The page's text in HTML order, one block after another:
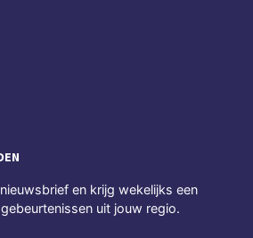
en krijg wekelijks een
uit jouw regio.